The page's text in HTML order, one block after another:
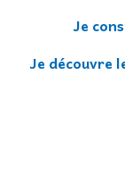
Je
Je découvre